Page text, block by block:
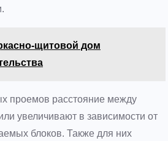
щитовой дом
проемов расстояние между
увеличивают в зависимости от
блоков. Также для них